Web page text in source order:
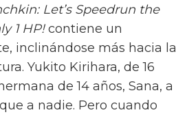
Let’s Speedrun the
1 HP!contiene un
inclinándose más hacia la
Yukito Kirihara, de 16
de 14 años, Sana, a
a nadie. Pero cuando